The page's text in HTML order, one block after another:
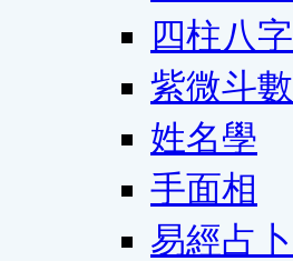
四柱八字
紫微斗數
姓名學
手面相
易經占卜